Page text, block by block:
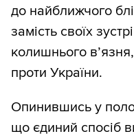
до найближчого
замість своїх
колишнього
проти України.
Опинившись у
що єдиний спосіб